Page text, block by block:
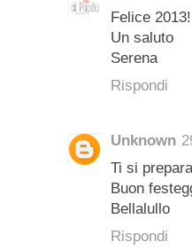
Felice 2013!
Un saluto
Serena
Rispondi
Unknown
Ti si
Buon
Bellalullo
Rispondi